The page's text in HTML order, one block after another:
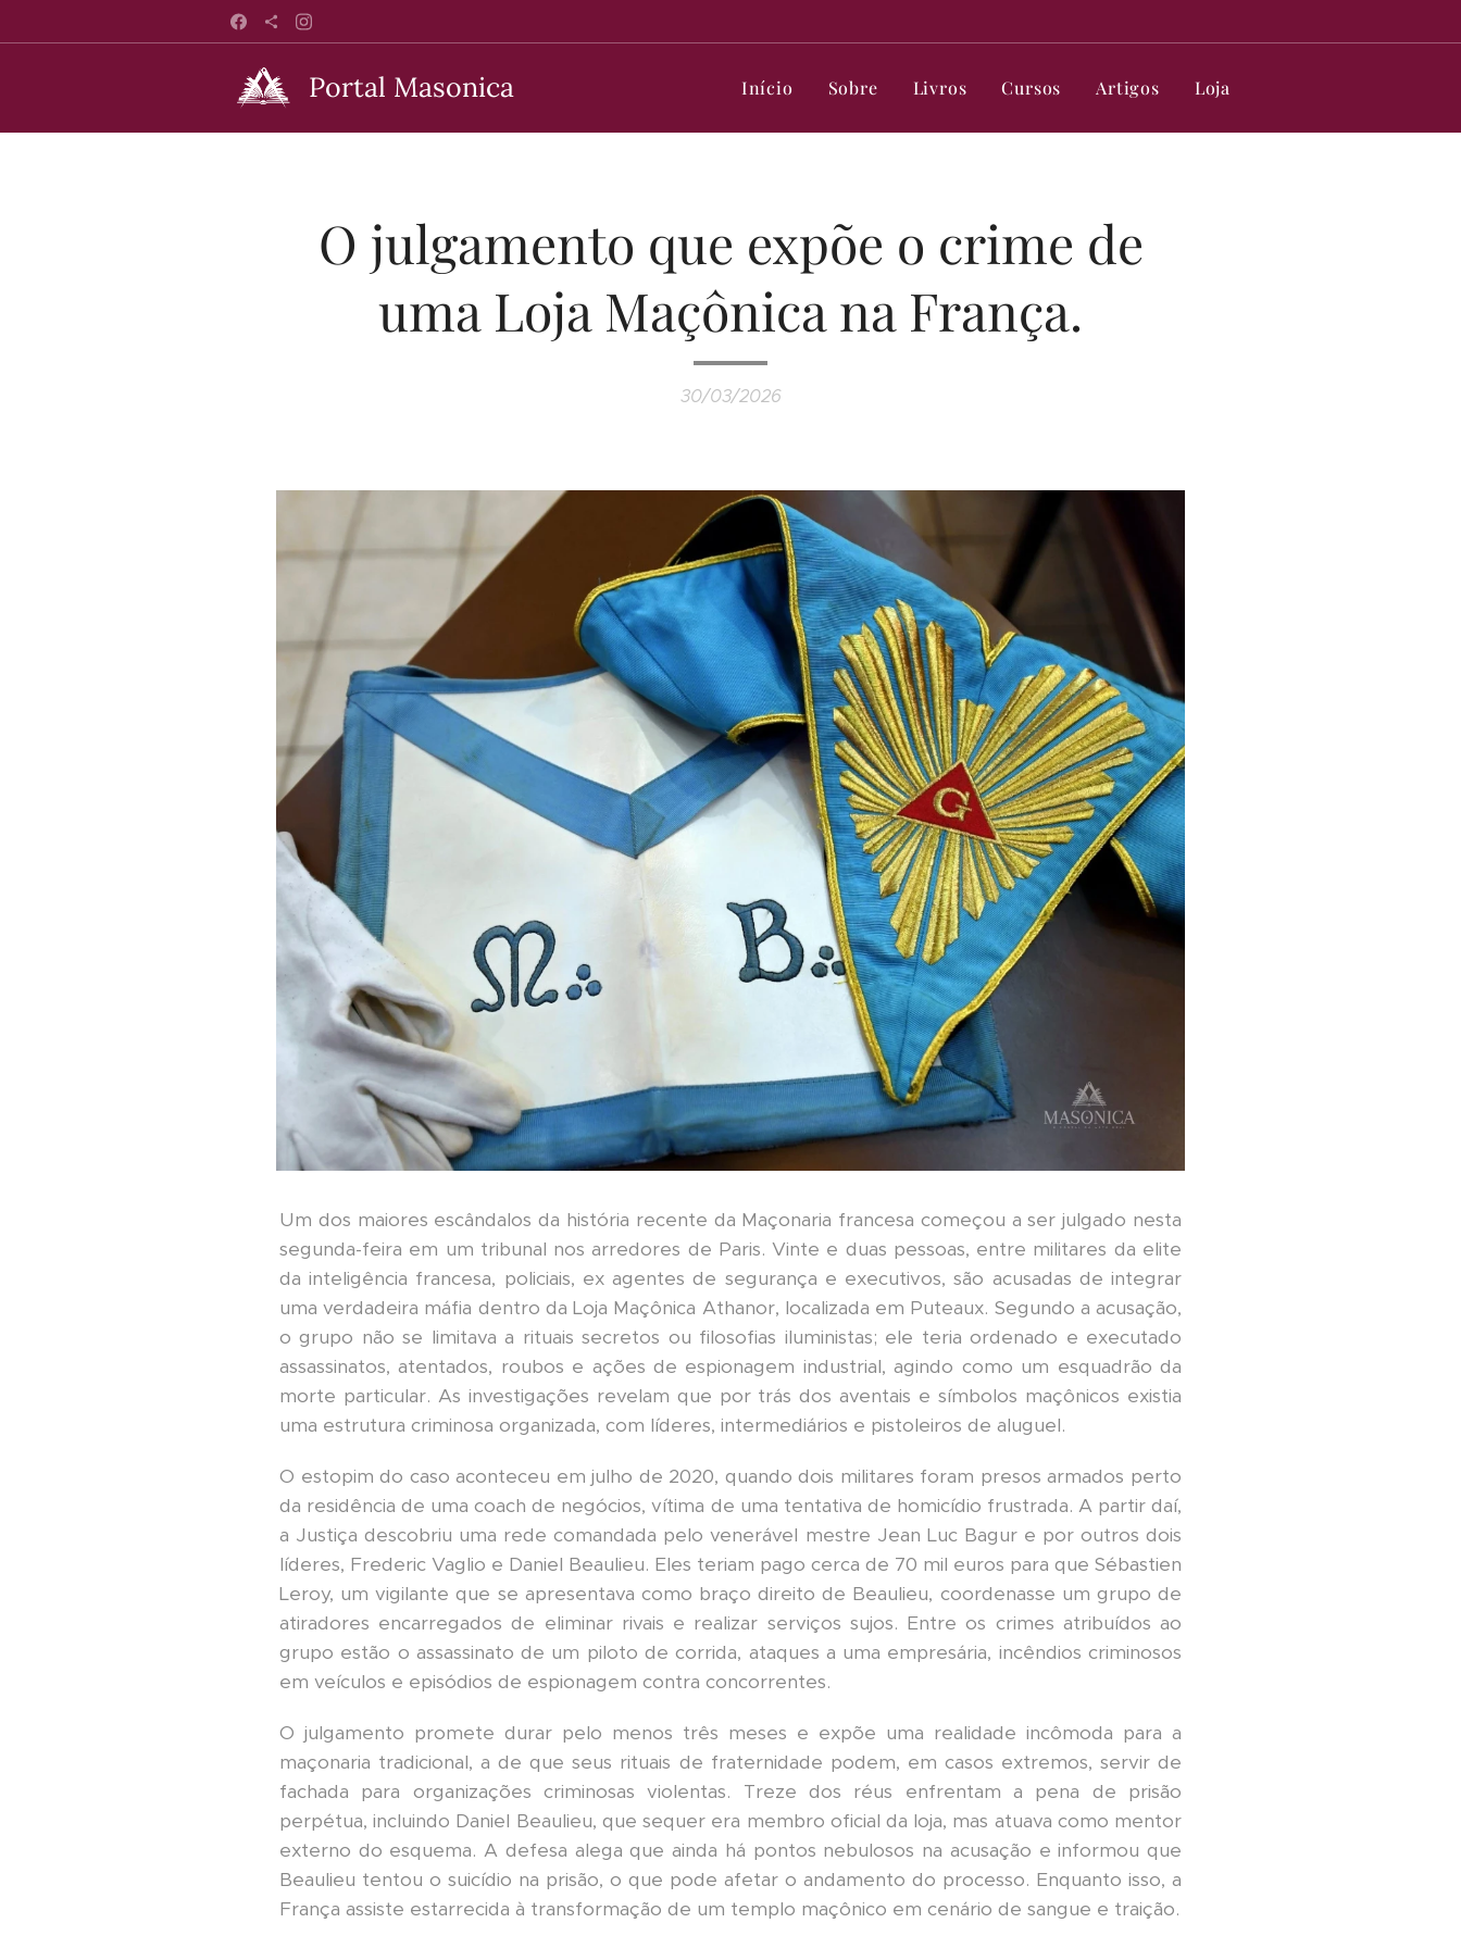
Portal Masonica Início Sobre Livros Cursos Artigos Loja
O julgamento que expõe o crime de
uma Loja Maçônica na França.
30/03/2026
Um dos maiores escândalos da história recente da Maçonaria francesa começou a ser julgado nesta
segunda-feira em um tribunal nos arredores de Paris. Vinte e duas pessoas, entre militares da elite
da inteligência francesa, policiais, ex agentes de segurança e executivos, são acusadas de integrar
uma verdadeira máfia dentro da Loja Maçônica Athanor, localizada em Puteaux. Segundo a acusação,
o grupo não se limitava a rituais secretos ou filosofias iluministas; ele teria ordenado e executado
assassinatos, atentados, roubos e ações de espionagem industrial, agindo como um esquadrão da
morte particular. As investigações revelam que por trás dos aventais e símbolos maçônicos existia
uma estrutura criminosa organizada, com líderes, intermediários e pistoleiros de aluguel.
O estopim do caso aconteceu em julho de 2020, quando dois militares foram presos armados perto
da residência de uma coach de negócios, vítima de uma tentativa de homicídio frustrada. A partir daí,
a Justiça descobriu uma rede comandada pelo venerável mestre Jean Luc Bagur e por outros dois
líderes, Frederic Vaglio e Daniel Beaulieu. Eles teriam pago cerca de 70 mil euros para que Sébastien
Leroy, um vigilante que se apresentava como braço direito de Beaulieu, coordenasse um grupo de
atiradores encarregados de eliminar rivais e realizar serviços sujos. Entre os crimes atribuídos ao
grupo estão o assassinato de um piloto de corrida, ataques a uma empresária, incêndios criminosos
em veículos e episódios de espionagem contra concorrentes.
O julgamento promete durar pelo menos três meses e expõe uma realidade incômoda para a
maçonaria tradicional, a de que seus rituais de fraternidade podem, em casos extremos, servir de
fachada para organizações criminosas violentas. Treze dos réus enfrentam a pena de prisão
perpétua, incluindo Daniel Beaulieu, que sequer era membro oficial da loja, mas atuava como mentor
externo do esquema. A defesa alega que ainda há pontos nebulosos na acusação e informou que
Beaulieu tentou o suicídio na prisão, o que pode afetar o andamento do processo. Enquanto isso, a
França assiste estarrecida à transformação de um templo maçônico em cenário de sangue e traição.